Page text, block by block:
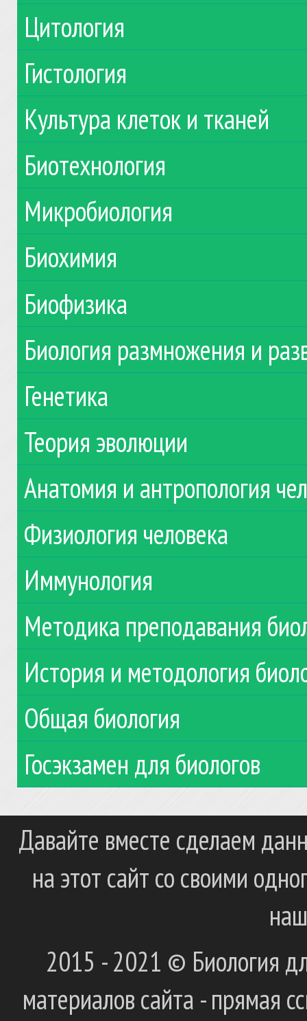
Цитология
Гистология
Культура клеток и тканей
Биотехнология
Микробиология
Биохимия
Биофизика
Биология размножения и
Генетика
Теория эволюции
Анатомия и антропология
Физиология человека
Иммунология
Методика преподавания
История и методология
Общая биология
Госэкзамен для биологов
Давайте вместе сделаем
на этот сайт со своими
2015 - 2021 © Биология
материалов сайта - прямая